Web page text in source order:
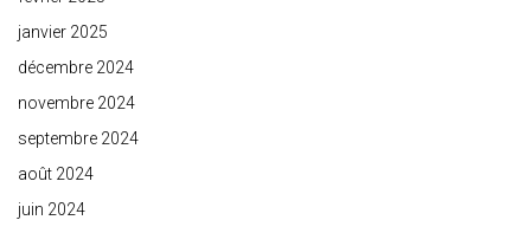
janvier 2025
décembre 2024
novembre 2024
septembre 2024
août 2024
juin 2024